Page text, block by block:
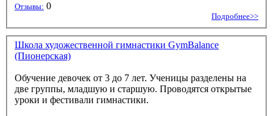
Отзывы: 0
Подробнее>>
Школа художественной гимнастики GymBalance
(Пионерская)
Обучение девочек от 3 до 7 лет. Ученицы разделены на
две группы, младшую и старшую. Проводятся открытые
уроки и фестивали гимнастики.